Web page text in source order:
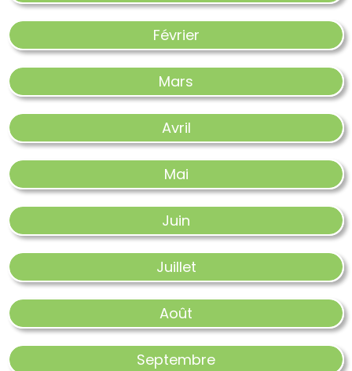
Février
Mars
Avril
Mai
Juin
Juillet
Août
Septembre